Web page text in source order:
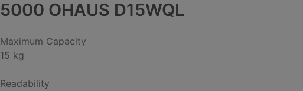
5000 OHAUS D15WQL
Maximum Capacity
15 kg
Readability